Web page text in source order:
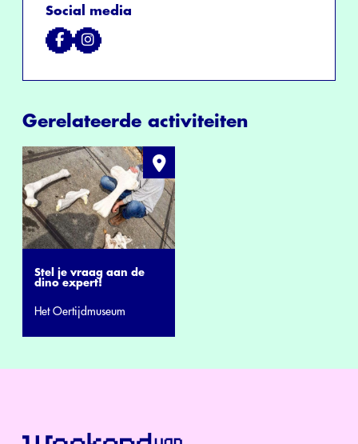
Social media
Gerelateerde activiteiten
Stel je vraag aan de
dino expert!
Het Oertijdmuseum